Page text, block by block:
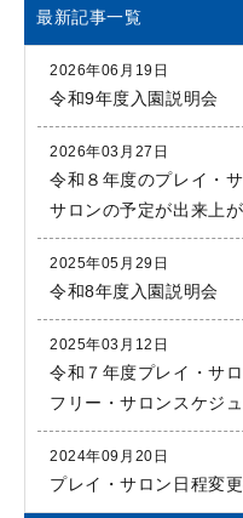
最新記事一覧
2026年06月19日
令和9年度入園説明会
2026年03月27日
令和８年度のプレイ・
サロンの予定が出来上が
2025年05月29日
令和8年度入園説明会
2025年03月12日
令和７年度プレイ・サ
フリー・サロンスケジ
2024年09月20日
プレイ・サロン日程変